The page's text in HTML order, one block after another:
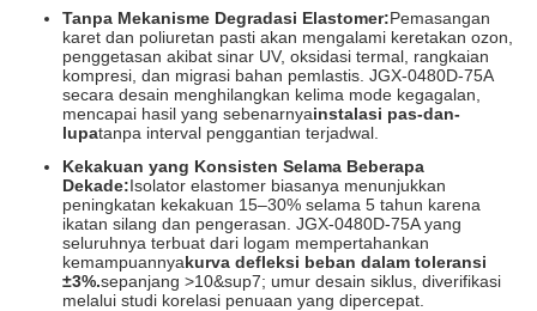
Tanpa Mekanisme Degradasi Elastomer:Pemasangan
karet dan poliuretan pasti akan mengalami keretakan ozon,
penggetasan akibat sinar UV, oksidasi termal, rangkaian
kompresi, dan migrasi bahan pemlastis. JGX-0480D-75A
secara desain menghilangkan kelima mode kegagalan,
mencapai hasil yang sebenarnyainstalasi pas-dan-
lupatanpa interval penggantian terjadwal.
Kekakuan yang Konsisten Selama Beberapa
Dekade:Isolator elastomer biasanya menunjukkan
peningkatan kekakuan 15–30% selama 5 tahun karena
ikatan silang dan pengerasan. JGX-0480D-75A yang
seluruhnya terbuat dari logam mempertahankan
kemampuannyakurva defleksi beban dalam toleransi
±3%.sepanjang >10&sup7; umur desain siklus, diverifikasi
melalui studi korelasi penuaan yang dipercepat.